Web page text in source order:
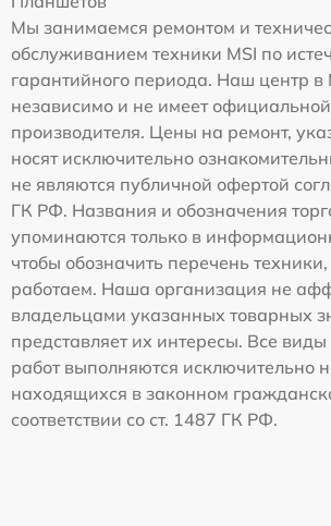
Мы занимаемся ремонтом и
обслуживанием техники MSI по
гарантийного периода. Наш центр в
независимо и не имеет
производителя. Цены на ремонт,
носят исключительно
не являются публичной офертой
ГК РФ. Названия и обозначения
упоминаются только в
чтобы обозначить перечень
работаем. Наша организация не
владельцами указанных товарных
представляет их интересы. Все
работ выполняются исключительно
находящихся в законном
соответствии со ст. 1487 ГК РФ.